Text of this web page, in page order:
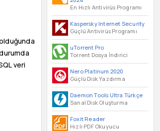
En Hızlı Antivirüs Programı
Kaspersky Internet Security
Güçlü Antivirüs Programı
uTorrent Pro
Torrent Dosya İndirici
Nero Platinum 2020
Güçlü Disk Yazdırma
Daemon Tools Ultra Türkçe
Sanal Disk Oluşturma
Foxit Reader
Hızlı PDF Okuyucu
veri